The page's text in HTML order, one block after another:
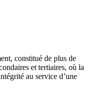
constitué de plus de
et tertiaires, où la
au service d’une